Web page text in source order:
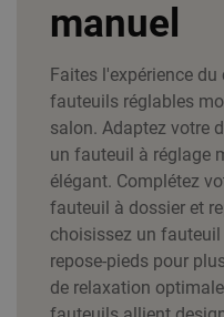
manuel
Faites l'expérience
fauteuils réglables
salon. Adaptez votre
un fauteuil à réglage
élégant. Complétez
fauteuil à dossier et
choisissez un
repose-pieds pour
de relaxation